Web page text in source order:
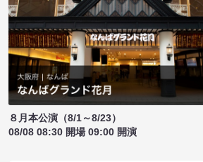
８月本公演（8/1～8/23）
08/08 08:30 開場 09:00 開演